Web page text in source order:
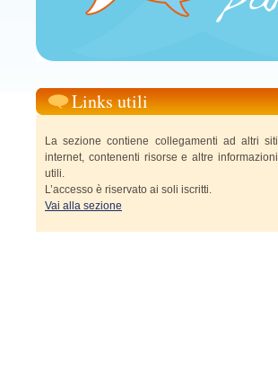
Links utili
La sezione contiene collegamenti ad altri siti
internet, contenenti risorse e altre informazioni
utili.
L’accesso è riservato ai soli iscritti.
Vai alla sezione